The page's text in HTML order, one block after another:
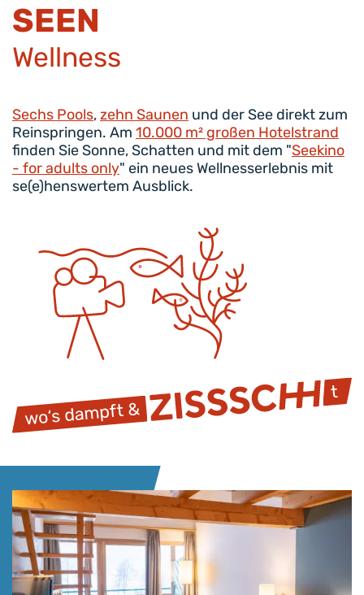
SEEN
Wellness
Sechs Pools,zehn Saunen und der See direkt zum
Reinspringen. Am 10.000 m² großen Hotelstrand
finden Sie Sonne, Schatten und mit dem "Seekino
- for adults only" ein neues Wellnesserlebnis mit
se(e)henswertem Ausblick.